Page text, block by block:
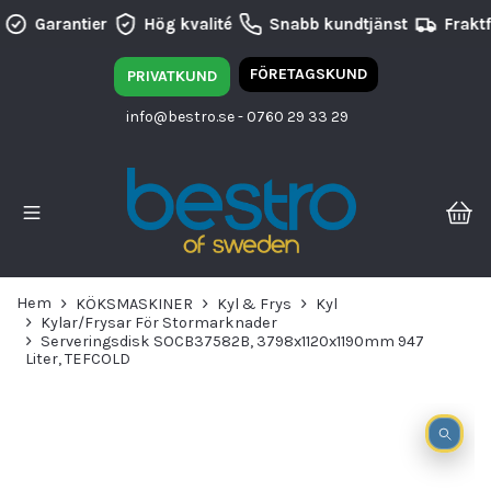
Garantier Hög kvalité Snabb kundtjänst
PRIVATKUND FÖRETAGSKUND
info@bestro.se- 0760 29 33 29
Hem KÖKSMASKINER Kyl & Frys
Kyl
Kylar/Frysar För Stormarknader
Serveringsdisk SOCB37582B, 3798x1120x1190mm 947
Liter, TEFCOLD